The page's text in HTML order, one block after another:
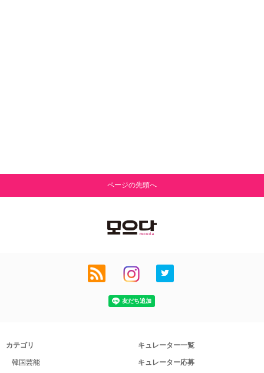
ページの先頭へ
カテゴリ
韓国芸能
キュレーター一覧
キュレーター応募